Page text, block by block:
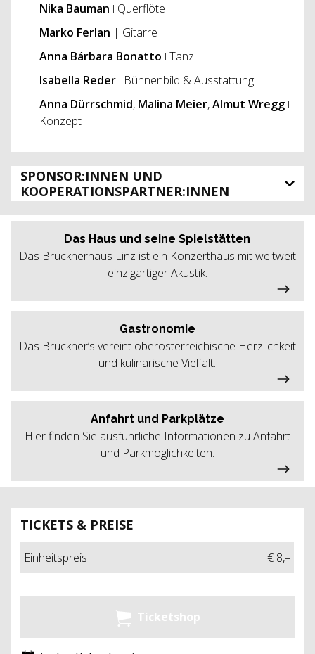
Nika Bauman ǀ Querflöte
Marko Ferlan | Gitarre
Anna Bárbara Bonatto ǀ Tanz
Isabella Reder ǀ Bühnenbild & Ausstattung
Anna Dürrschmid, Malina Meier,Almut Wregg ǀ
Konzept
SPONSOR:INNEN UND
KOOPERATIONSPARTNER:INNEN
TICKETS & PREISE
Einheitspreis € 8,–
Ticketshop
Das Haus und seine Spielstätten
Das Brucknerhaus Linz ist ein Konzerthaus mit weltweit
einzigartiger Akustik.
Gastronomie
Das Bruckner’s vereint oberösterreichische Herzlichkeit
und kulinarische Vielfalt.
Anfahrt und Parkplätze
Hier finden Sie ausführliche Informationen zu Anfahrt
und Parkmöglichkeiten.